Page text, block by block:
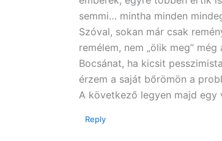
semmi… mintha minden
Szóval, sokan már csak
remélem, nem „ölik meg”
Bocsánat, ha kicsit
érzem a saját bőrömön a
A következő legyen majd egy
Reply